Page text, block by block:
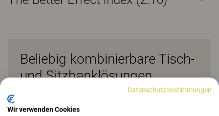
Beliebig kombinierbare Tisch-
und Sitzbanklösungen
Sitz-/Stehtisch- und Banklösung jedem Einzelnen
Datenschutzbestimmungen
Wir verwenden Cookies